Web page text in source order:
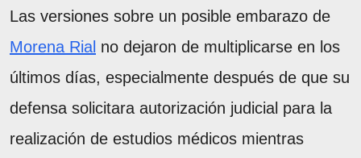
Las versiones sobre un posible embarazo de
Morena Rial no dejaron de multiplicarse en los
últimos días, especialmente después de que su
defensa solicitara autorización judicial para la
realización de estudios médicos mientras